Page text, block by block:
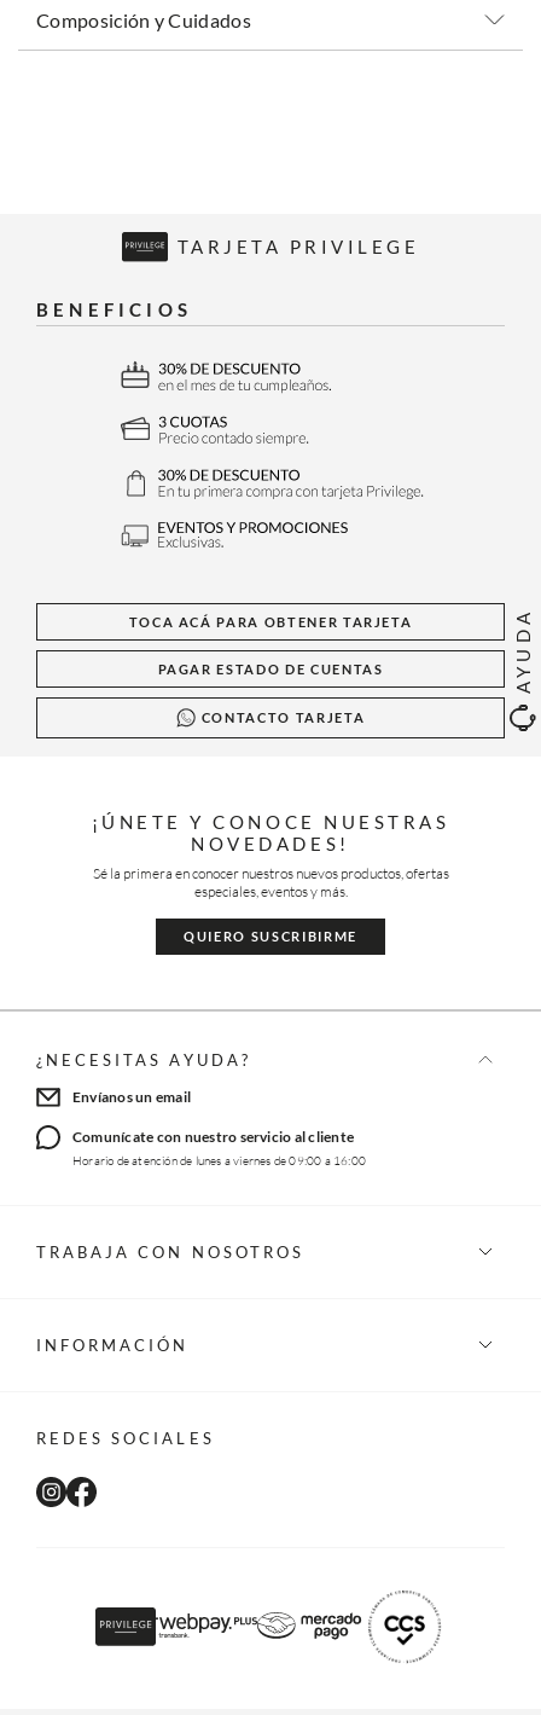
AYUDA
Composición y Cuidados
TARJETA PRIVILEGE
BENEFICIOS
TOCA ACÁ PARA OBTENER TARJETA
PAGAR ESTADO DE CUENTAS
CONTACTO TARJETA
¡ÚNETE Y CONOCE NUESTRAS
NOVEDADES!
Sé la primera en conocer nuestros nuevos productos, ofertas
especiales, eventos y más.
QUIERO SUSCRIBIRME
¿NECESITAS AYUDA?
Envíanos un email
Comunícate con nuestro servicio al cliente
Horario de atención de lunes a viernes de 09:00 a 16:00
TRABAJA CON NOSOTROS
INFORMACIÓN
REDES SOCIALES